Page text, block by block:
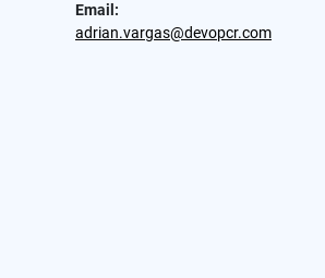
Email:
adrian.vargas@devopcr.com